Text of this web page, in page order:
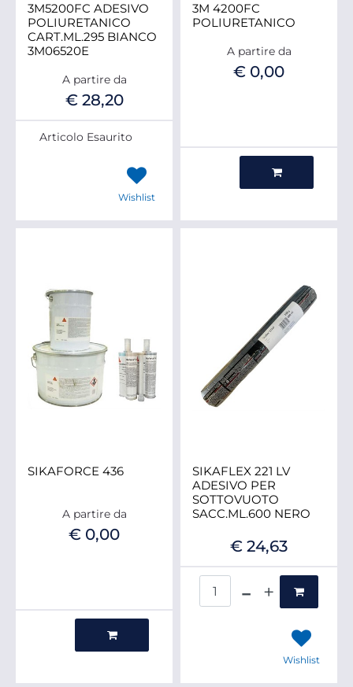
3M5200FC ADESIVO
POLIURETANICO
CART.ML.295 BIANCO
3M06520E
A partire da
€ 28,20
Articolo Esaurito
Wishlist
3M 4200FC
POLIURETANICO
A partire da
€ 0,00
SIKAFORCE 436
A partire da
€ 0,00
SIKAFLEX 221 LV
ADESIVO PER
SOTTOVUOTO
SACC.ML.600 NERO
€ 24,63
Wishlist